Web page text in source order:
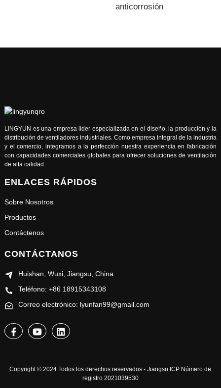
anticorrosión
LINGYUN es una empresa líder especializada en el diseño, la producción y la
distribución de ventiladores industriales. Como empresa integral de la industria
y el comercio, integramos a la perfección nuestra experiencia en fabricación
con capacidades comerciales globales para ofrecer soluciones de ventilación
de alta calidad.
ENLACES RÁPIDOS
Sobre Nosotros
Productos
Contáctenos
CONTÁCTANOS
Huishan, Wuxi, Jiangsu, China
Teléfono: +86 18915343108
Correo electrónico: lyunfan99@gmail.com
Copyright © 2024 Todos los derechos reservados - Jiangsu ICP Número de
registro 2021039530